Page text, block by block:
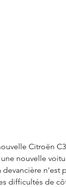
Citroën
nouvelle
n'est
difficultés de